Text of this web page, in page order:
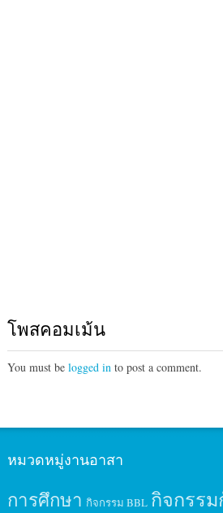
โพสคอมเม้น
You must be logged into post a comment.
หมวดหมู่งานอาสา
การศึกษา กิจกรรม BBL กิจกรรม